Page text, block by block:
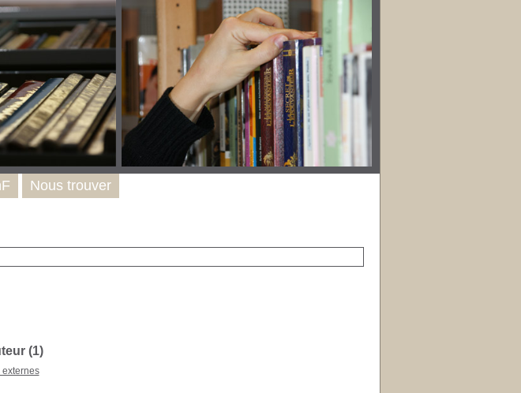
(1)
externes
Nous trouver